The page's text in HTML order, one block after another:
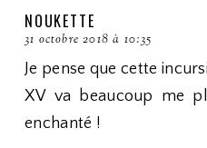
NOUKETTE
31 octobre 2018 à 10:35
Je pense que cette
XV va beaucoup me
enchanté !